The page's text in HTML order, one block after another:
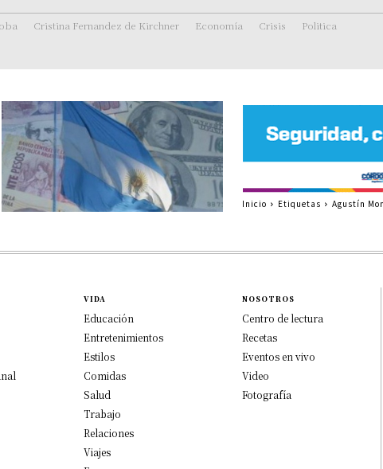
Cristina Fernandez de Kirchner Economía Crisis Politica
Inicio Etiquetas Agustín
VIDA
Educación
Entretenimientos
Estilos
Comidas
Salud
Trabajo
Relaciones
Viajes
NOSOTROS
Centro de lectura
Recetas
Eventos en vivo
Video
Fotografía